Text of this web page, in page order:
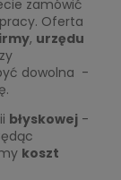
zamówić
Oferta
, urzędu
dowolna -
błyskowej -
koszt